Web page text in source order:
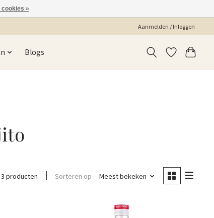
Aanmelden / Inloggen
Blogs
3 producten Sorteren op Meest bekeken
cookies »